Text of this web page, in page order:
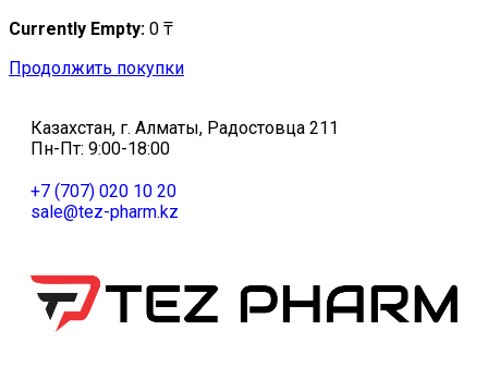
Currently Empty: 0 ₸
Продолжить покупки
Казахстан, г. Алматы, Радостовца 211
Пн-Пт: 9:00-18:00
+7 (707) 020 10 20
sale@tez-pharm.kz